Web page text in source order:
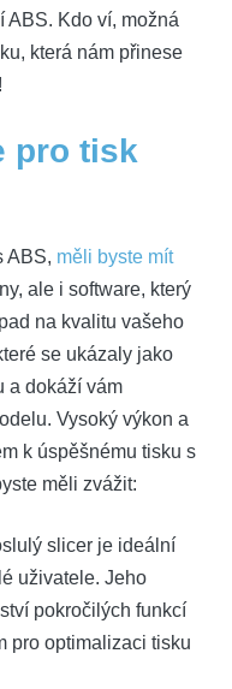
ABS. Kdo ví, možná
která nám přinese
pro tisk
ABS, měli byste mít
ale i software, který
na kvalitu vašeho
se ukázaly jako
a dokáží vám
Vysoký výkon a
k úspěšnému tisku s
měli zvážit:
slicer je ideální
uživatele. Jeho
pokročilých funkcí
pro optimalizaci tisku